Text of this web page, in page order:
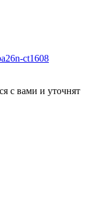
ct1608
с вами и уточнят